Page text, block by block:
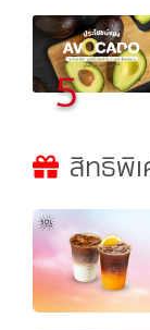
5
สิทธิพิเ